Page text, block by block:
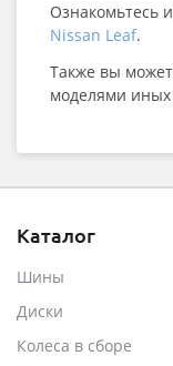
Ознакомьтесь
Nissan Leaf.
Также вы
моделями
Каталог
Шины
Диски
Колеса в сборе